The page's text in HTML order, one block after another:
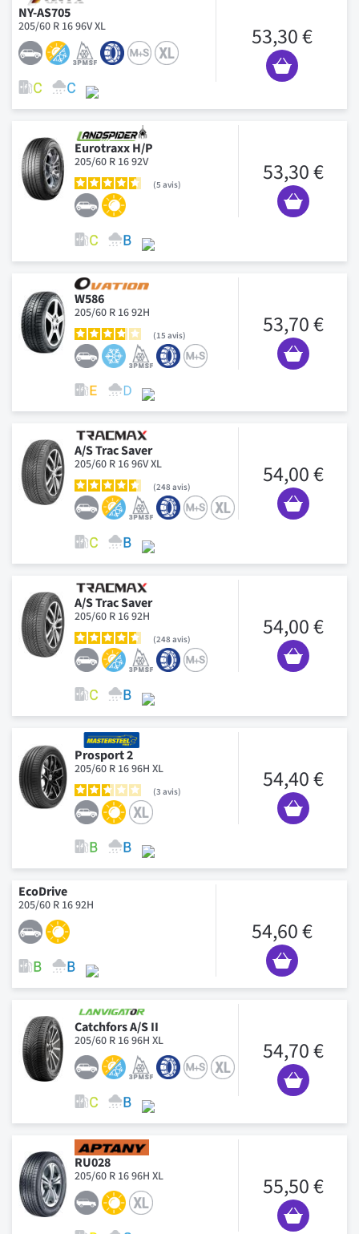
NY-AS705
205/60 R 16 96V XL 53,30 €
Eurotraxx H/P
205/60 R 16 92V
5 avis 53,30 €
W586
205/60 R 16 92H
15 avis 53,70 €
A/S Trac Saver
205/60 R 16 96V XL
248 avis 54,00 €
A/S Trac Saver
205/60 R 16 92H
248 avis 54,00 €
Prosport 2
205/60 R 16 96H XL
3 avis 54,40 €
EcoDrive
205/60 R 16 92H
54,60 €
Catchfors A/S II
205/60 R 16 96H XL 54,70 €
RU028
205/60 R 16 96H XL 55,50 €